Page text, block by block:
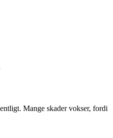
Mange skader vokser, fordi